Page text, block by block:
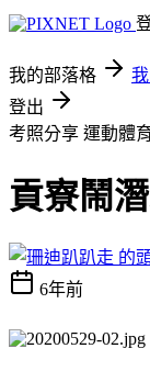
我的部落格
登出
考照分享 運動體
貢寮鬧
6年前